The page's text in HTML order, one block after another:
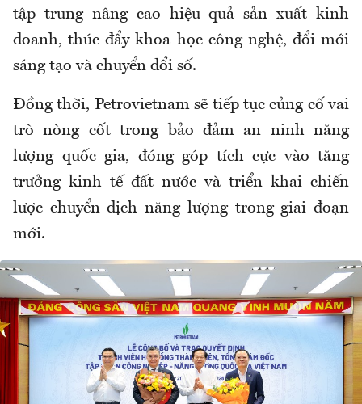
tập trung nâng cao hiệu quả sản xuất kinh
doanh, thúc đẩy khoa học công nghệ, đổi mới
sáng tạo và chuyển đổi số.
Đồng thời, Petrovietnam sẽ tiếp tục củng cố vai
trò nòng cốt trong bảo đảm an ninh năng
lượng quốc gia, đóng góp tích cực vào tăng
trưởng kinh tế đất nước và triển khai chiến
lược chuyển dịch năng lượng trong giai đoạn
mới.